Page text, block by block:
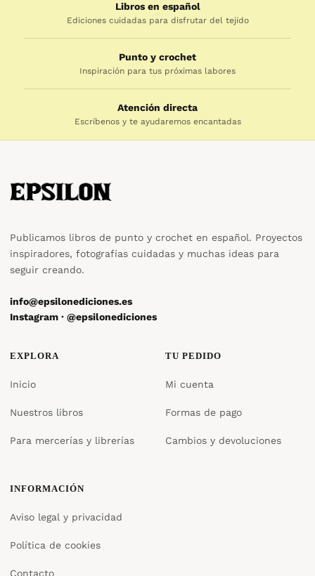
Libros en español
Ediciones cuidadas para disfrutar del tejido
Punto y crochet
Inspiración para tus próximas labores
Atención directa
Escríbenos y te ayudaremos encantadas
Publicamos libros de punto y crochet en español. Proyectos
inspiradores, fotografías cuidadas y muchas ideas para
seguir creando.
info@epsilonediciones.es
Instagram · @epsilonediciones
EXPLORA
Inicio
Nuestros libros
Para mercerías y librerías
TU PEDIDO
Mi cuenta
Formas de pago
Cambios y devoluciones
INFORMACIÓN
Aviso legal y privacidad
Política de cookies
Contacto